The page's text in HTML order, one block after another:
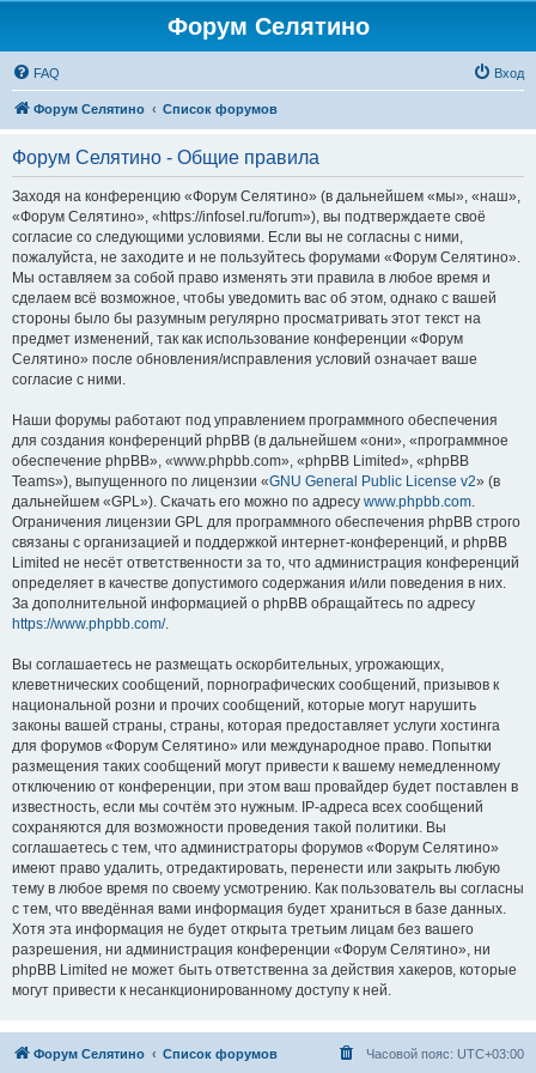
Форум Селятино
FAQ Вход
Форум Селятино Список форумов
Форум Селятино - Общие правила
Заходя на конференцию «Форум Селятино» (в дальнейшем «мы», «наш»,
«Форум Селятино», «https://infosel.ru/forum»), вы подтверждаете своё
согласие со следующими условиями. Если вы не согласны с ними,
пожалуйста, не заходите и не пользуйтесь форумами «Форум Селятино».
Мы оставляем за собой право изменять эти правила в любое время и
сделаем всё возможное, чтобы уведомить вас об этом, однако с вашей
стороны было бы разумным регулярно просматривать этот текст на
предмет изменений, так как использование конференции «Форум
Селятино» после обновления/исправления условий означает ваше
согласие с ними.
Наши форумы работают под управлением программного обеспечения
для создания конференций phpBB (в дальнейшем «они», «программное
обеспечение phpBB», «www.phpbb.com», «phpBB Limited», «phpBB
Teams»), выпущенного по лицензии «GNU General Public License v2» (в
дальнейшем «GPL»). Скачать его можно по адресу www.phpbb.com.
Ограничения лицензии GPL для программного обеспечения phpBB строго
связаны с организацией и поддержкой интернет-конференций, и phpBB
Limited не несёт ответственности за то, что администрация конференций
определяет в качестве допустимого содержания и/или поведения в них.
За дополнительной информацией о phpBB обращайтесь по адресу
https://www.phpbb.com/.
Вы соглашаетесь не размещать оскорбительных, угрожающих,
клеветнических сообщений, порнографических сообщений, призывов к
национальной розни и прочих сообщений, которые могут нарушить
законы вашей страны, страны, которая предоставляет услуги хостинга
для форумов «Форум Селятино» или международное право. Попытки
размещения таких сообщений могут привести к вашему немедленному
отключению от конференции, при этом ваш провайдер будет поставлен в
известность, если мы сочтём это нужным. IP-адреса всех сообщений
сохраняются для возможности проведения такой политики. Вы
соглашаетесь с тем, что администраторы форумов «Форум Селятино»
имеют право удалить, отредактировать, перенести или закрыть любую
тему в любое время по своему усмотрению. Как пользователь вы согласны
с тем, что введённая вами информация будет храниться в базе данных.
Хотя эта информация не будет открыта третьим лицам без вашего
разрешения, ни администрация конференции «Форум Селятино», ни
phpBB Limited не может быть ответственна за действия хакеров, которые
могут привести к несанкционированному доступу к ней.
Форум Селятино Список форумов Часовой пояс: UTC+03:00